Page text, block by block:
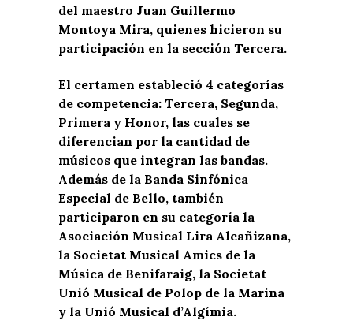
del maestro Juan Guillermo
Montoya Mira, quienes hicieron su
participación en la sección Tercera.
El certamen estableció 4 categorías
de competencia: Tercera, Segunda,
Primera y Honor, las cuales se
diferencian por la cantidad de
músicos que integran las bandas.
Además de la Banda Sinfónica
Especial de Bello, también
participaron en su categoría la
Asociación Musical Lira Alcañizana,
la Societat Musical Amics de la
Música de Benifaraig, la Societat
Unió Musical de Polop de la Marina
y la Unió Musical d’Algímia.